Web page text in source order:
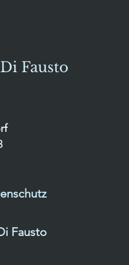
Fausto
Fausto